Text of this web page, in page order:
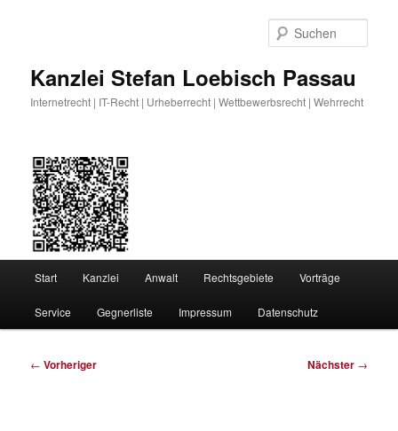
Kanzlei Stefan Loebisch Passau
Internetrecht | IT-Recht | Urheberrecht | Wettbewerbsrecht | Wehrrecht
Start Kanzlei Anwalt Rechtsgebiete Vorträge
Service Gegnerliste Impressum Datenschutz
Beitragsnavigation
← Vorheriger Nächster →